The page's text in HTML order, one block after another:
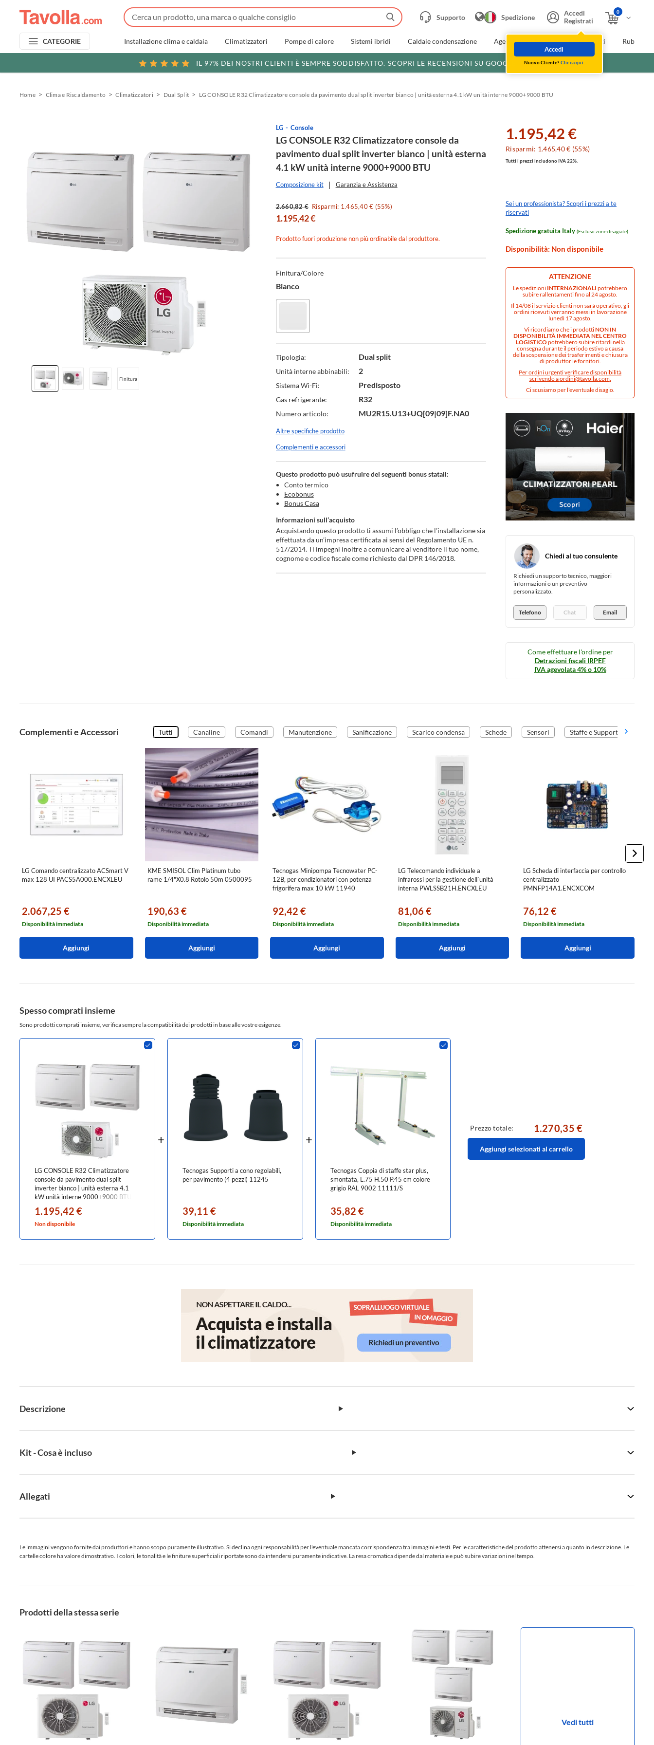
Supporto Spedizione
Accedi
Registrati
Accedi
Nuovo Cliente? Clicca qui
0
CATEGORIE Installazione clima e caldaia Climatizzatori Pompe di calore Sistemi ibridi Caldaie condensazione Agevolazioni fiscali Extra Sconti
IL 97% DEI NOSTRI CLIENTI È SEMPRE SODDISFATTO. SCOPRI LE RECENSIONI SU GOOGLE
Home Clima e Riscaldamento Climatizzatori Dual Split LG CONSOLE R32 Climatizzatore console da pavimento dual split inverter bianco | unità esterna 4.1 kW unità interne 9000+9000 BTU
LG Console
LG CONSOLE R32 Climatizzatore console da
pavimento dual split inverter bianco | unità esterna
4.1 kW unità interne 9000+9000 BTU
Composizione kit Garanzia e Assistenza
Finitura
1.195,42 €
2.660,82 € Risparmi: 1.465,40 € (55%)
Prodotto fuori produzione non più ordinabile dal produttore.
Specifiche
Tecniche
Finitura/Colore
Bianco
Tipologia: Dual split
Unità interne abbinabili: 2
Sistema Wi-Fi: Predisposto
Gas refrigerante: R32
Numero articolo: MU2R15.U13+UQ[09|09]F.NA0
Altre specifiche prodotto
Questo prodotto può usufruire dei seguenti bonus statali:
Conto termico
Ecobonus
Bonus Casa
Informazioni sull’acquisto
Acquistando questo prodotto ti assumi l’obbligo che l’installazione sia
effettuata da un’impresa certificata ai sensi del Regolamento UE n.
517/2014. Ti impegni inoltre a comunicare al venditore il tuo nome,
cognome e codice fiscale come richiesto dal DPR 146/2018.
Complementi e accessori
1.195,42 €
Risparmi: 1.465,40 € (55%)
Tutti i prezzi includono IVA 22%.
Sei un professionista? Scopri i prezzi a te
riservati
Spedizione gratuita Italy (Escluso zone disagiate)
Disponibilità: Non disponibile
ATTENZIONE
Le spedizioni INTERNAZIONALI potrebbero
subire rallentamenti fino al 24 agosto.
Il 14/08 il servizio clienti non sarà operativo, gli
ordini ricevuti verranno messi in lavorazione
lunedì 17 agosto.
Vi ricordiamo che i prodottiNON IN
DISPONIBILITÀ IMMEDIATA NEL CENTRO
LOGISTICOpotrebbero subire ritardi nella
consegna durante il periodo estivo a causa
della sospensione dei trasferimenti e chiusura
di produttori e fornitori.
Per ordini urgenti verificare disponibilità
scrivendo aordini@tavolla.com.
Ci scusiamo per l'eventuale disagio.
Chiedi al tuo consulente
Richiedi un supporto tecnico, maggiori
informazioni o un preventivo
personalizzato.
Telefono Chat Email
Come effettuare l'ordine per
Detrazioni fiscali IRPEF
IVA agevolata 4% o 10%
Complementi e Accessori Tutti Canaline Comandi Manutenzione Sanificazione Scarico condensa Schede Sensori Staffe e Supporti
LG Comando centralizzato ACSmart V
max 128 UI PACS5A000.ENCXLEU
2.067,25 €
Disponibilità immediata
Aggiungi
KME SMISOL Clim Platinum tubo
rame 1/4"X0.8 Rotolo 50m 0500095
190,63 €
Disponibilità immediata
Aggiungi
Tecnogas Minipompa Tecnowater PC-
12B, per condizionatori con potenza
frigorifera max 10 kW 11940
92,42 €
Disponibilità immediata
Aggiungi
LG Telecomando individuale a
infrarossi per la gestione dell`unità
interna PWLSSB21H.ENCXLEU
81,06 €
Disponibilità immediata
Aggiungi
LG Scheda di interfaccia per controllo
centralizzato
PMNFP14A1.ENCXCOM
76,12 €
Disponibilità immediata
Aggiungi
Spesso comprati insieme
Sono prodotti comprati insieme, verifica sempre la compatibilità dei prodotti in base alle vostre esigenze.
LG CONSOLE R32 Climatizzatore
console da pavimento dual split
inverter bianco | unità esterna 4.1
kW unità interne 9000+9000 BTU
MU2R15.U13+UQ[09|09]F.NA0
1.195,42 €
Non disponibile
Tecnogas Supporti a cono regolabili,
per pavimento (4 pezzi) 11245
39,11 €
Disponibilità immediata
Tecnogas Coppia di staffe star plus,
smontata, L.75 H.50 P.45 cm colore
grigio RAL 9002 11111/S
35,82 €
Disponibilità immediata
Prezzo totale: 1.270,35 €
Aggiungi selezionati al carrello
Descrizione
Kit - Cosa è incluso
Allegati
Le immagini vengono fornite dai produttori e hanno scopo puramente illustrativo. Si declina ogni responsabilità per l'eventuale mancata corrispondenza tra immagini e testi. Per le caratteristiche del prodotto attenersi a quanto in descrizione. Le
cartelle colore ha valore dimostrativo. I colori, le tonalità e le finiture superficiali riportate sono da intendersi puramente indicative. La resa cromatica dipende dal materiale e può subire variazioni nel tempo.
Prodotti della stessa serie
Vedi tutti